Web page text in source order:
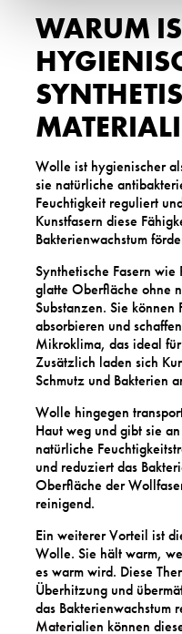
WARUM
Wolle ist hygienischer
sie natürliche
Feuchtigkeit reguliert
Kunstfasern diese
Bakterienwachstum
Synthetische Fasern
glatte Oberfläche ohne
Substanzen. Sie
absorbieren und
Mikroklima, das ideal
Zusätzlich laden sich
Schmutz und Bakterien
Wolle hingegen
Haut weg und gibt sie
natürliche
und reduziert das
Oberfläche der
reinigend.
Ein weiterer Vorteil ist
Wolle. Sie hält warm,
es warm wird. Diese
Überhitzung und
das Bakterienwachstum
Materialien können